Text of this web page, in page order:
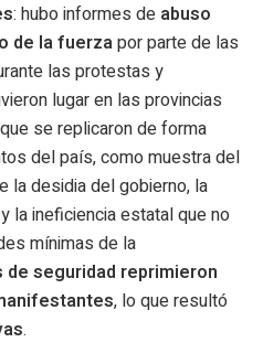
: hubo informes de abuso
de la fuerzapor parte de las
las protestas y
lugar en las provincias
se replicaron de forma
del país, como muestra del
la desidia del gobierno, la
la ineficiencia estatal que no
mínimas de la
de seguridad reprimieron
, lo que resultó
.